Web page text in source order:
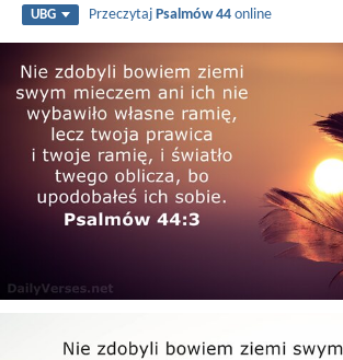
UBG PrzeczytajPsalmów 44 online